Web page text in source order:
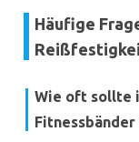
Häufige
Wie oft sollte
Fitnessbänder